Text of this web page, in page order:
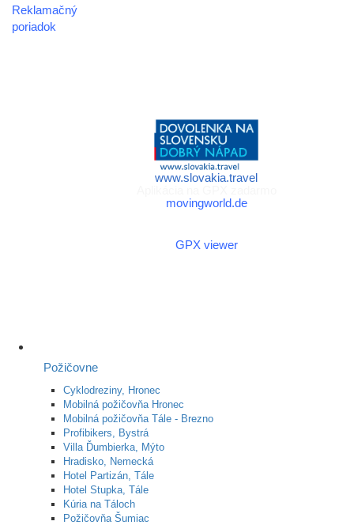
Reklamačný
poriadok
www.slovakia.travel
movingworld.de
GPX viewer
Požičovne
Cyklodreziny, Hronec
Mobilná požičovňa Hronec
Mobilná požičovňa Tále - Brezno
Profibikers, Bystrá
Villa Ďumbierka, Mýto
Hradisko, Nemecká
Hotel Partizán, Tále
Hotel Stupka, Tále
Kúria na Táloch
Požičovňa Šumiac